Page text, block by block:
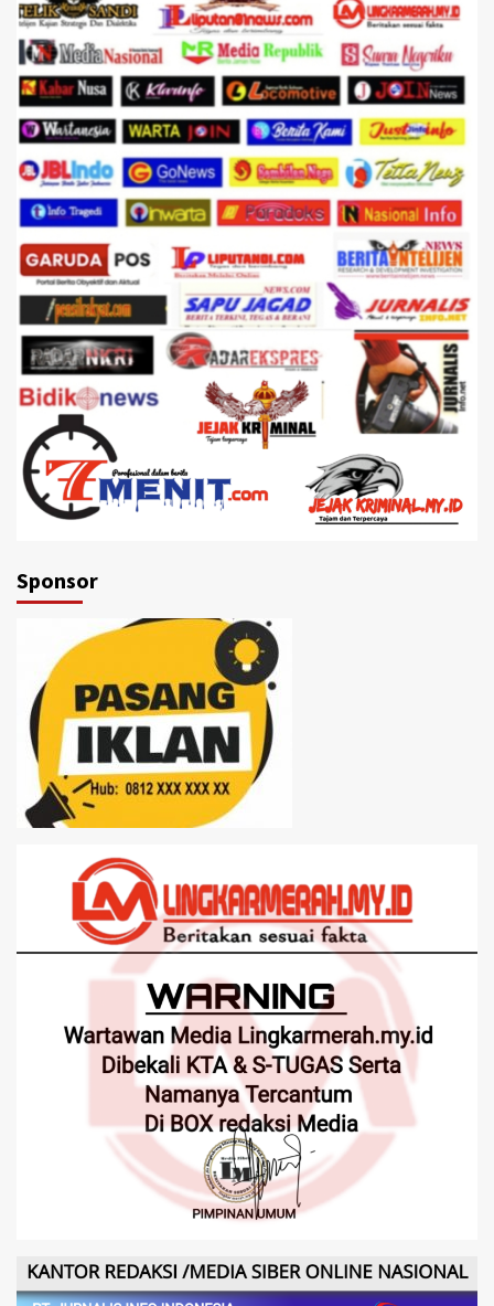
Sponsor